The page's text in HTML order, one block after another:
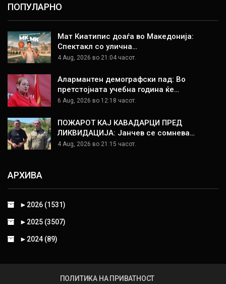
ПОПУЛАРНО
Мат Киатипис доаѓа во Македонија:
Спектакл со улична…
4 Aug, 2026 во 21:04 часот.
Алармантен демографски пад: Во
претстојната учебна година ќе…
6 Aug, 2026 во 12:18 часот.
ПОЖАРОТ КАЈ КАВАДАРЦИ ПРЕД
ЛИКВИДАЦИЈА: Јанчев се сомнева…
4 Aug, 2026 во 21:15 часот.
АРХИВА
► 2026 (1531)
► 2025 (3507)
► 2024 (89)
ПОЛИТИКА НА ПРИВАТНОСТ